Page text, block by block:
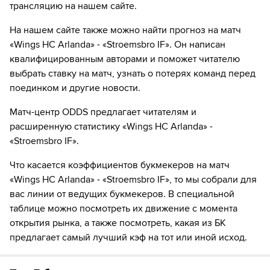
дней.
Если качество предоставляемых услуг ОККО ТВ вас не устроит,
можете отвязать карту для последующего списания в течение 7
дней.
трансляцию на нашем сайте.
На нашем сайте также можно найти прогноз на матч
«Wings HC Arlanda» - «Stroemsbro IF». Он написан
квалифицированным авторами и поможет читателю
выбрать ставку на матч, узнать о потерях команд перед
поединком и другие новости.
Матч-центр ODDS предлагает читателям и
расширенную статистику «Wings HC Arlanda» -
«Stroemsbro IF».
Что касается коэффициентов букмекеров на матч
«Wings HC Arlanda» - «Stroemsbro IF», то мы собрали для
вас линии от ведущих букмекеров. В специальной
таблице можно посмотреть их движение с момента
открытия рынка, а также посмотреть, какая из БК
предлагает самый лучший кэф на тот или иной исход.